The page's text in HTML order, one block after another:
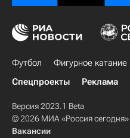
Футбол Фигурное катание
Спецпроекты
Реклама
Версия 2023.1 Beta
© 2026 МИА «Россия сегодня»
Вакансии